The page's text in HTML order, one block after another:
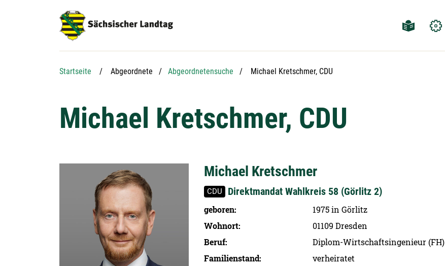
Startseite Abgeordnete Abgeordnetensuche Aktuelle Seite:
Michael Kretschmer, CDU
Michael Kretschmer, CDU
Michael Kretschmer
CDU Direktmandat Wahlkreis 58 (Görlitz 2)
geboren
1975 in Görlitz
Wohnort
01109 Dresden
Beruf
Diplom-Wirtschaftsingenieur (FH)
Familien­stand
verheiratet